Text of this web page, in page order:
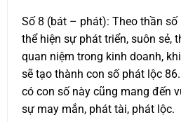
Số 8 (bát – phát): Theo thần số
thể hiện sự phát triển, suôn sẻ,
quan niệm trong kinh doanh,
sẽ tạo thành con số phát lộc
có con số này cũng mang đến
sự may mắn, phát tài, phát lộc.